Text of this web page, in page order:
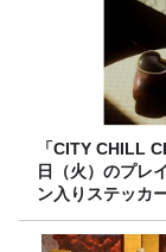
「CITY CHILL
日（火）のプレ
ン入りステッカ
有り